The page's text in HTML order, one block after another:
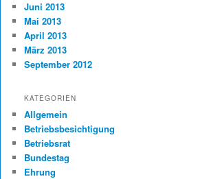
Juni 2013
Mai 2013
April 2013
März 2013
September 2012
KATEGORIEN
Allgemein
Betriebsbesichtigung
Betriebsrat
Bundestag
Ehrung